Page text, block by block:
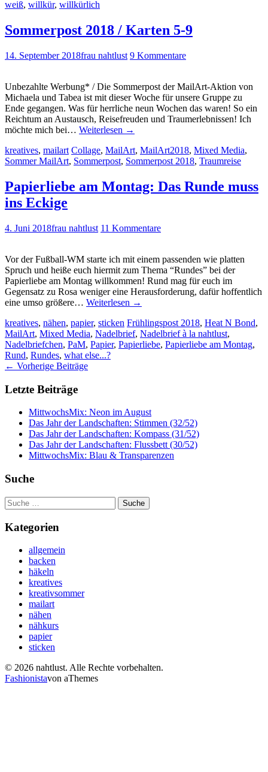
weiß, willkür, willkürlich
Sommerpost 2018 / Karten 5-9
14. September 2018frau nahtlust 9 Kommentare
Unbezahlte Werbung* / Die Sommerpost der MailArt-Aktion von
Michaela und Tabea ist mit dieser Woche für unsere Gruppe zu
Ende gegangen. Was für herrliche neun Wochen das waren! So ein
Reichtum an Austausch, Reisefreuden und Traumerlebnissen! Ich
möchte mich bei… Weiterlesen →
kreatives, mailart Collage, MailArt, MailArt2018, Mixed Media,
Sommer MailArt, Sommerpost, Sommerpost 2018, Traumreise
Papierliebe am Montag: Das Runde muss
ins Eckige
4. Juni 2018frau nahtlust 11 Kommentare
Vor der Fußball-WM starte ich mit einem passenden wie platten
Spruch und heiße euch hiermit zum Thema “Rundes” bei der
Papierliebe am Montag willkommen! Rund mag für euch im
Gegensatz zu Rosa weniger eine Herausforderung, dafür hoffentlich
eine umso größere… Weiterlesen →
kreatives, nähen, papier, sticken Frühlingspost 2018, Heat N Bond,
MailArt, Mixed Media, Nadelbrief, Nadelbrief à la nahtlust,
Nadelbriefchen, PaM, Papier, Papierliebe, Papierliebe am Montag,
Rund, Rundes, what else...?
Artikel-
← Vorherige Beiträge
Letzte Beiträge
MittwochsMix: Neon im August
Das Jahr der Landschaften: Stimmen (32/52)
Das Jahr der Landschaften: Kompass (31/52)
Das Jahr der Landschaften: Flussbett (30/52)
MittwochsMix: Blau & Transparenzen
Suche
Suche
nach:
Kategorien
allgemein
backen
häkeln
kreatives
kreativsommer
mailart
nähen
nähkurs
papier
sticken
© 2026 nahtlust. Alle Rechte vorbehalten.
Fashionistavon aThemes